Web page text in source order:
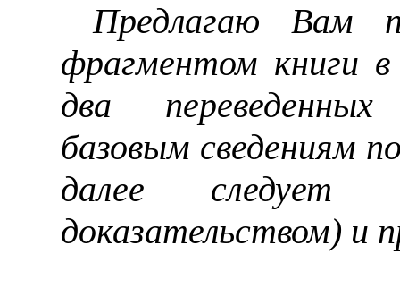
Предлагаю Вам
фрагментом книги в
два
базовым сведениям
далее следует
доказательством) и